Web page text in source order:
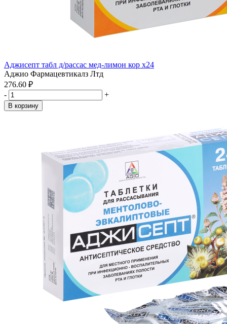
Аджисепт табл д/рассас мед-лимон кор x24
Аджио Фармацевтикалз Лтд
276.60 ₽
-
+
В корзину